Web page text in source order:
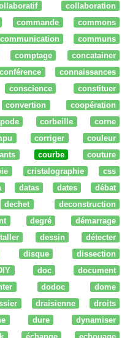
collaboration
commande
commons
communication
communs
comptage
concatainer
conférence
connaissances
conscience
constituer
convertion
coopération
corbeille
corne
corriger
couleur
courbe
couture
cristalographie
css
datas dates
débat
dechet
deconstruction
degré
démarrage
dessin
détecter
disque
dissection
doc
document
dodoc
dome
draisienne
droits
dure
dynamiser